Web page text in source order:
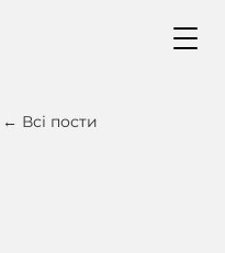
← Всі пости